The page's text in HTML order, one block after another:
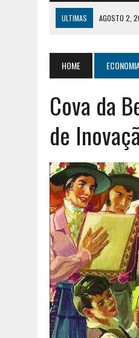
ULTIMAS AGOSTO 2,
JULHO 26, 2026 | UM
AGOSTO 6, 2026
UM
HOME
Cova da
de